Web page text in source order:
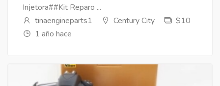
Injetora##Kit Reparo ...
tinaengineparts1
Century City
$10
1 año hace